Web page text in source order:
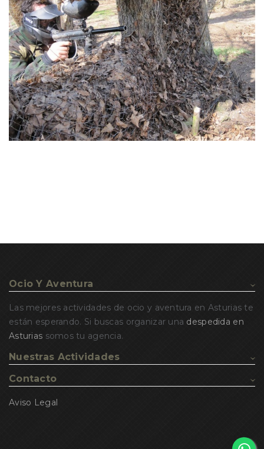
Ocio Y Aventura
Las mejores actividades de ocio y aventura en Asturias te
están esperando. Si buscas organizar una despedida en
Asturias somos tu agencia.
Nuestras Actividades
Contacto
Aviso Legal